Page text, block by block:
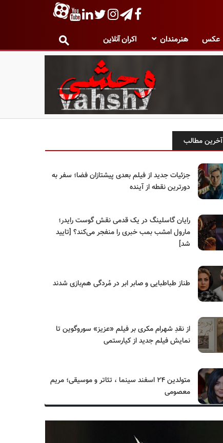
عکس هنرمندان اکران آنلاین
آخرین مطالب
جزئیات جدید از فیلم بعدی پیشتازان فضا؛ سفر به
دورترین نقطه از آینده
رایان گاسلینگ در یک قدمی نقش گوست رایدر؛
مارول امشب بمب خبری را منفجر می‌کند؟ [تایید
شد]
طناز طباطبایی و صابر ابر در مُردگی هم‌بازی شدند
از نقدِ شهرام مکری بر فیلم «عزیز» سوروگوین تا
نمایش فیلم جدید از کیارستمی
متولدین ۲۴ اسفند سینما ، تئاتر و موسیقی؛ مریم
معصومی